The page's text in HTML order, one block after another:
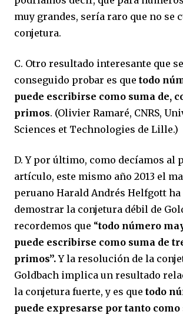
muy grandes, sería raro que no se
conjetura.
C. Otro resultado interesante que
conseguido probar es que todo
puede escribirse como suma de,
primos. (Olivier Ramaré, CNRS,
Sciences et Technologies de Lille.)
D. Y por último, como decíamos al
artículo, este mismo año 2013 el
peruano Harald Andrés Helfgott
demostrar la conjetura débil de
recordemos que “todo número
puede escribirse como suma de
primos”.Y la resolución de la
Goldbach implica un resultado
la conjetura fuerte, y es que todo
puede expresarse por tanto como